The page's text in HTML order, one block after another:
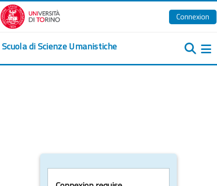
Passer au contenu principal
Connexion
Scuola di Scienze Umanistiche